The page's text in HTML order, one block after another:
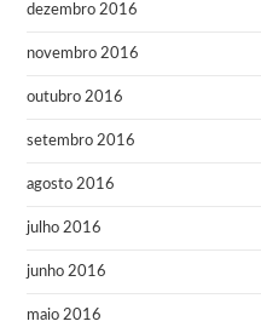
dezembro 2016
novembro 2016
outubro 2016
setembro 2016
agosto 2016
julho 2016
junho 2016
maio 2016